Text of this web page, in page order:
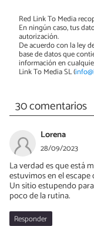
Red Link To Media
En ningún caso, tus
autorización.
De acuerdo con la ley
base de datos que
información en
Link To Media SL (
30 comentarios
Lorena
28/09/2023
La verdad es que está
estuvimos en el
Un sitio estupendo
poco de la rutina.
Responder